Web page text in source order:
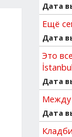
Дата
Ещё
Дата
Это
İstanbul
Дата
Между
Дата